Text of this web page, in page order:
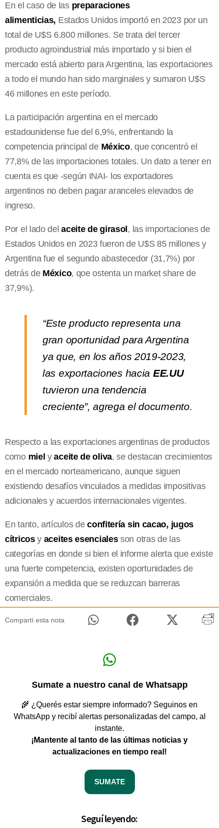
En el caso de las preparaciones
alimenticias, Estados Unidos importó en 2023 por un
total de U$S 6.800 millones. Se trata del tercer
producto agroindustrial más importado y si bien el
mercado está abierto para Argentina, las exportaciones
a todo el mundo han sido marginales y sumaron U$S
46 millones en este período.
La participación argentina en el mercado
estadounidense fue del 6,9%, enfrentando la
competencia principal de México, que concentró el
77,8% de las importaciones totales. Un dato a tener en
cuenta es que -según INAI- los exportadores
argentinos no deben pagar aranceles elevados de
ingreso.
Por el lado delaceite de girasol , las importaciones de
Estados Unidos en 2023 fueron de U$S 85 millones y
Argentina fue el segundo abastecedor (31,7%) por
detrás de México, qoe ostenta un market share de
37,9%).
“Este producto representa una
gran oportunidad para Argentina
ya que, en los años 2019-2023,
las exportaciones hacia EE.UU
tuvieron una tendencia
creciente”, agrega el documento.
Respecto a las exportaciones argentinas de productos
como miel yaceite de oliva, se destacan crecimientos
en el mercado norteamericano, aunque siguen
existiendo desafíos vinculados a medidas impositivas
adicionales y acuerdos internacionales vigentes.
En tanto, artículos deconfitería sin cacao, jugos
cítricosy aceites esencialesson otras de las
categorías en donde si bien el informe alerta que existe
una fuerte competencia, existen oportunidades de
expansión a medida que se reduzcan barreras
comerciales.
Compartí esta nota
Sumate a nuestro canal de Whatsapp
🌾 ¿Querés estar siempre informado? Seguinos en
WhatsApp y recibí alertas personalizadas del campo, al
instante.
¡Mantente al tanto de las últimas noticias y
actualizaciones en tiempo real!
SUMATE
Seguí leyendo: